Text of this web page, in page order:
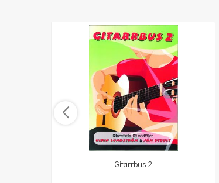
Gitarrbus 2